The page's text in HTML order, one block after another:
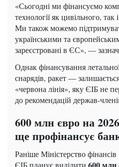
«Сьогодні ми фінансуємо
технології як цивільного,
Ми також можемо
українськими та
зареєстровані в ЄС», —
Однак фінансування
снарядів, ракет —
«червона лінія», яку ЄІБ не
до рекомендацій держав-
600 млн євро на
ще профінансує
Раніше Міністерство